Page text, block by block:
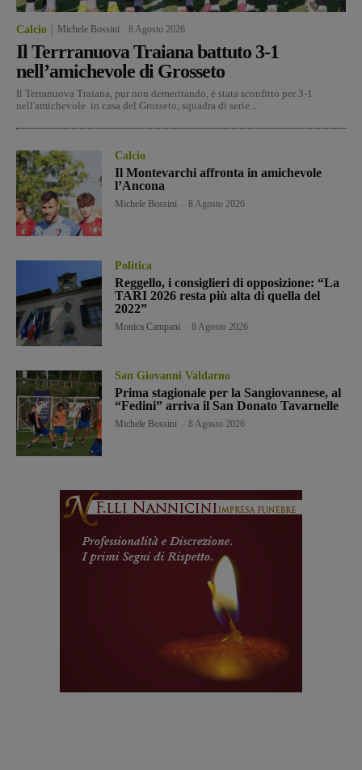
Calcio Michele Bossini 8 Agosto 2026
Il Terrranuova Traiana battuto 3-1
nell’amichevole di Grosseto
Il Terranuova Traiana, pur non demeritando, è stata sconfitto per 3-1
nell'amichevole in casa del Grosseto, squadra di serie...
Calcio
Il Montevarchi affronta in amichevole
l’Ancona
Michele Bossini 8 Agosto 2026
Politica
Reggello, i consiglieri di opposizione: “La
TARI 2026 resta più alta di quella del
2022”
Monica Campani 8 Agosto 2026
San Giovanni Valdarno
Prima stagionale per la Sangiovannese, al
“Fedini” arriva il San Donato Tavarnelle
Michele Bossini 8 Agosto 2026